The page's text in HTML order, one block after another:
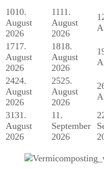
1010.
August
2026
1111.
August
2026
1717.
August
2026
1818.
August
2026
2424.
August
2026
2525.
August
2026
31 31.
August
2026
11.
September
2026
2